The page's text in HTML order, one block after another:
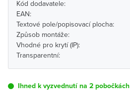
Kód dodavatele:
EAN:
Textové pole/popisovací plocha:
Způsob montáže:
Vhodné pro krytí (IP):
Transparentní:
Ihned k vyzvednutí na 2 pobočkách